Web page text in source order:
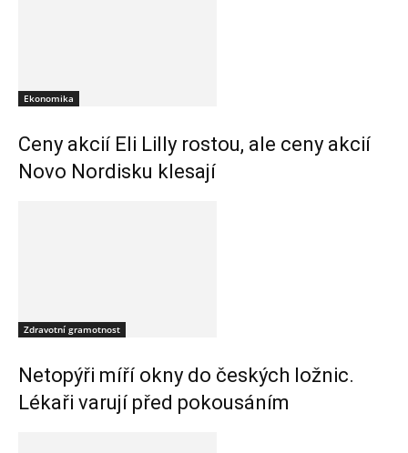
Ekonomika
Ceny akcií Eli Lilly rostou, ale ceny akcií
Novo Nordisku klesají
Zdravotní gramotnost
Netopýři míří okny do českých ložnic.
Lékaři varují před pokousáním